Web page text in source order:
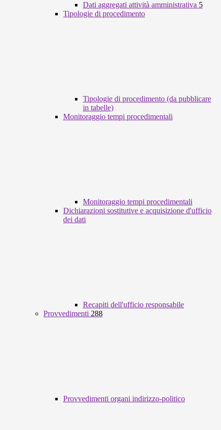
Dati aggregati attività amministrativa 5
Tipologie di procedimento
Tipologie di procedimento (da pubblicare
in tabelle)
Monitoraggio tempi procedimentali
Monitoraggio tempi procedimentali
Dichiarazioni sostitutive e acquisizione d'ufficio
dei dati
Recapiti dell'ufficio responsabile
Provvedimenti 288
Provvedimenti organi indirizzo-politico